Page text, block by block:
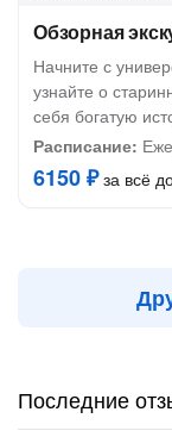
Обзорная
Начните с
узнайте о
себя богатую
Расписание:
6150 ₽за всё
Последние